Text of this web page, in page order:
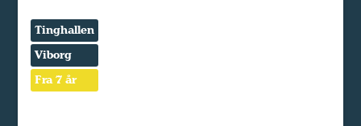
Tinghallen
Viborg
Fra 7 år